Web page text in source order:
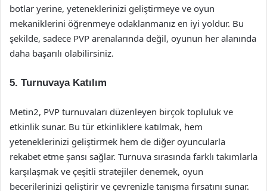
botlar yerine, yeteneklerinizi geliştirmeye ve oyun
mekaniklerini öğrenmeye odaklanmanız en iyi yoldur. Bu
şekilde, sadece PVP arenalarında değil, oyunun her alanında
daha başarılı olabilirsiniz.
5. Turnuvaya Katılım
Metin2, PVP turnuvaları düzenleyen birçok topluluk ve
etkinlik sunar. Bu tür etkinliklere katılmak, hem
yeteneklerinizi geliştirmek hem de diğer oyuncularla
rekabet etme şansı sağlar. Turnuva sırasında farklı takımlarla
karşılaşmak ve çeşitli stratejiler denemek, oyun
becerilerinizi geliştirir ve çevrenizle tanışma fırsatını sunar.